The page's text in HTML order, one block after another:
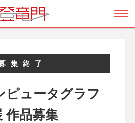
集終了
ピュータグラフ
作品募集